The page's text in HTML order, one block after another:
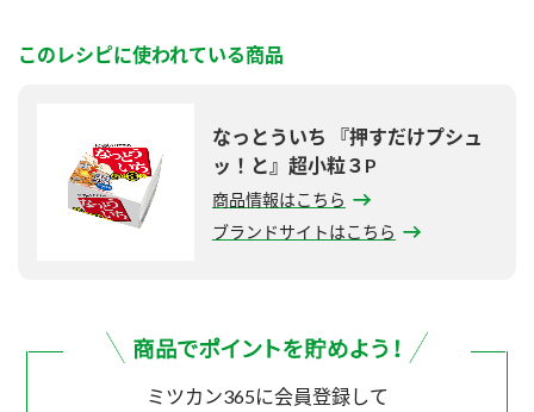
このレシピに使われている商品
なっとういち 『押すだけプシュ
ッ！と』超小粒３P
商品情報はこちら
ブランドサイトはこちら
ミツカン365に会員登録して